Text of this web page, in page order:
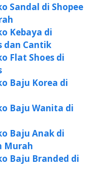
Sandal di Shopee
Kebaya di
dan Cantik
Flat Shoes di
Baju Korea di
Baju Wanita di
Baju Anak di
Murah
Baju Branded di